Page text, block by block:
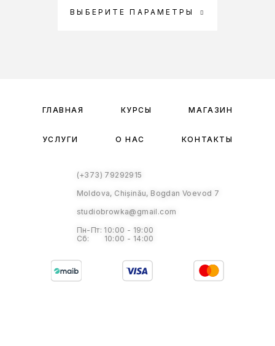
ВЫБЕРИТЕ ПАРАМЕТРЫ
ГЛАВНАЯ КУРСЫ МАГАЗИН
УСЛУГИ О НАС КОНТАКТЫ
(+373) 79292915
Moldova, Chișinău, Bogdan Voevod 7
studiobrowka@gmail.com
Пн-Пт: 10:00 - 19:00
Сб: 10:00 - 14:00